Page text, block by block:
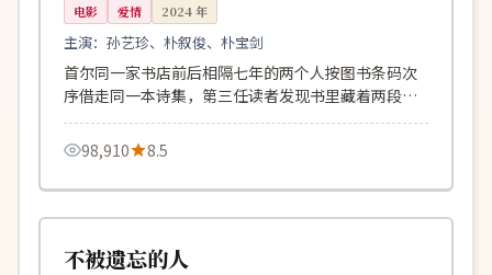
电影 爱情 2024年
主演：孙艺珍、朴叙俊、朴宝剑
首尔同一家书店前后相隔七年的两个人按图书条码次
序借走同一本诗集，第三任读者发现书里藏着两段告
白。
98,910
8.5
中国
院线 121分钟
不被遗忘的人